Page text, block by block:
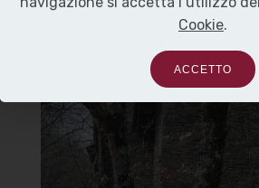
Santuario
Carmine in
Vista dietro
Clicca per
Cookie.
ACCETTO